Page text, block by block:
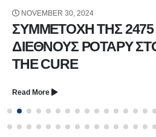
NOVEMBER 30, 2024
ΣΥΜΜΕΤΟΧΗ ΤΗΣ 2475
ΔΙΕΘΝΟΥΣ ΡΟΤΑΡΥ
THE CURE
Read More